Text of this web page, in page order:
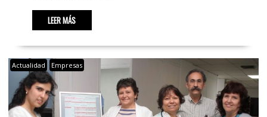
LEER MÁS
Actualidad Empresas